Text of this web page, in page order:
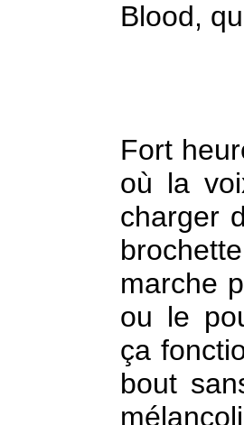
Fort
où la
charger
marche
ou le
ça
bout